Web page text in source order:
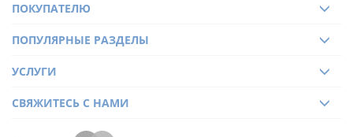
ПОКУПАТЕЛЮ
ПОПУЛЯРНЫЕ РАЗДЕЛЫ
УСЛУГИ
СВЯЖИТЕСЬ С НАМИ